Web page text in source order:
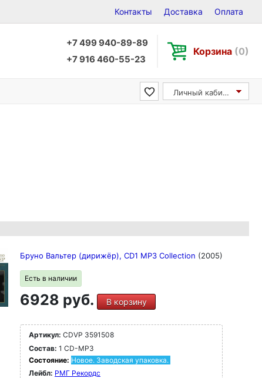
Контакты Доставка Оплата
+7 499 940-89-89
+7 916 460-55-23
Корзина (0)
Личный кабинет
Бруно Вальтер (дирижёр), CD1 MP3 Collection (2005)
Есть в наличии
6928 руб. В корзину
Артикул: CDVP 3591508
Состав: 1 CD-MP3
Состояние: Новое. Заводская упаковка.
Лейбл: РМГ Рекордс